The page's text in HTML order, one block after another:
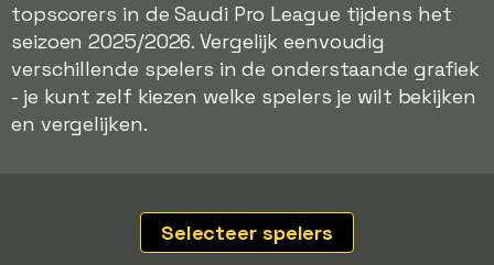
topscorers in de Saudi Pro League tijdens het
seizoen 2025/2026. Vergelijk eenvoudig
verschillende spelers in de onderstaande grafiek
- je kunt zelf kiezen welke spelers je wilt bekijken
en vergelijken.
Selecteer spelers